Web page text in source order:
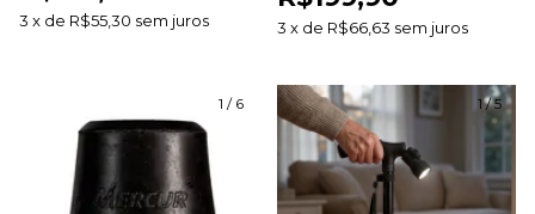
3 x de R$55,30 sem juros 3 x de R$66,63 sem juros
1 / 6 1/5